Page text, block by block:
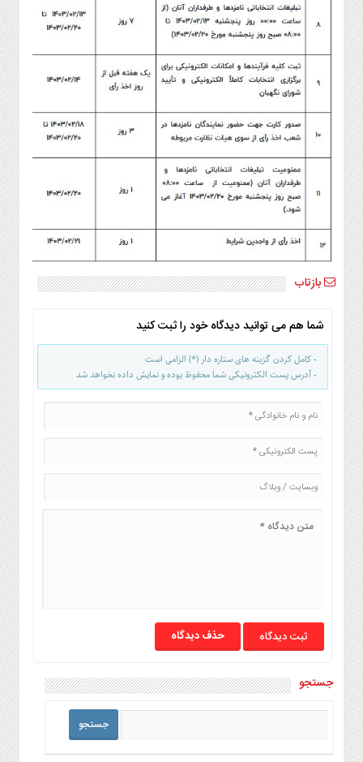
بازتاب
شما هم می توانید دیدگاه خود را ثبت کنید
- کامل کردن گزینه های ستاره دار (*) الزامی است
- آدرس پست الکترونیکی شما محفوظ بوده و نمایش داده نخواهد شد
حذف دیدگاه
جستجو